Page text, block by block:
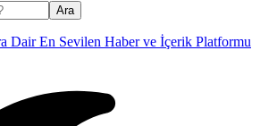
Dair En Sevilen Haber ve İçerik Platformu